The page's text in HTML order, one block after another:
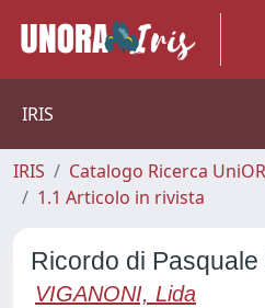
IRIS
IRIS Catalogo Ricerca UniOR
1.1 Articolo in rivista
Ricordo di
VIGANONI, Lida